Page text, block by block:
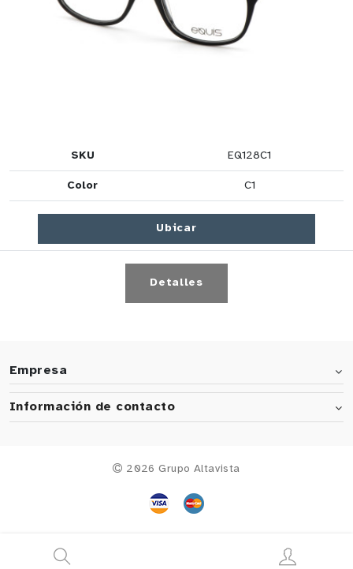
SKU EQ128C1
Color C1
Ubicar
Detalles
Empresa
Información de contacto
2026 Grupo Altavista